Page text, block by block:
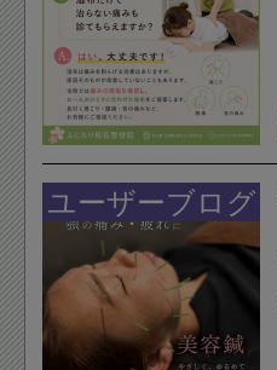
ユーザーブログ